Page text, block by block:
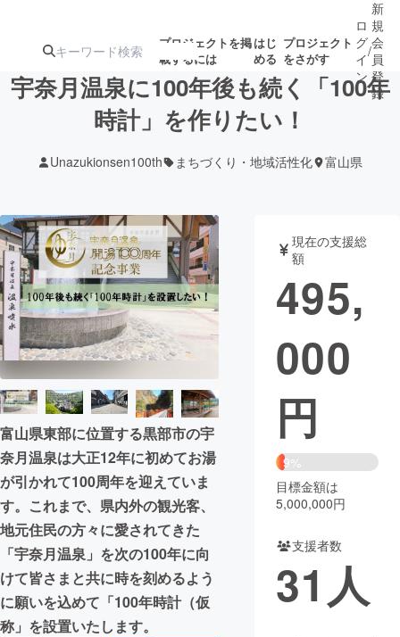
プロジェクトを掲
載するには
はじ
める
プロジェクト
をさがす
ジェクト
ターン
ジェクト
募集終了が近いプ
ロジェクト
もうすぐ公開
されます
アート・写真 音楽
テクノロジー・ガジェット ゲーム・サ
映像・映画
ビジネス・起業
まちづくり・地域活性化
CAMPFIRE for Social Good
CAMPFIRE Creation
CAMPFIREふるさと納税
コミュニティ
ロ
グ
イ
ン
/
新
規
会
員
登
録
宇奈月温泉に100年後も続く「100年
時計」を作りたい！
Unazukionsen100th まちづくり・地域活性化 富山県
富山県東部に位置する黒部市の宇
奈月温泉は大正12年に初めてお湯
が引かれて100周年を迎えていま
す。これまで、県内外の観光客、
地元住民の方々に愛されてきた
「宇奈月温泉」を次の100年に向
けて皆さまと共に時を刻めるよう
に願いを込めて「100年時計（仮
称」を設置いたします。
現在の支援総
額
495,
000
円
9%
目標金額は
5,000,000円
支援者数
31 人